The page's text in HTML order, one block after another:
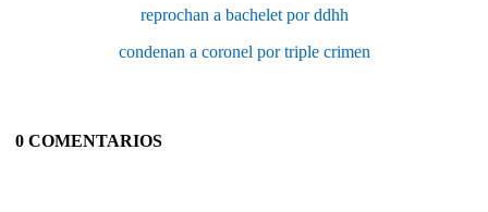
reprochan a bachelet por ddhh
condenan a coronel por triple crimen
0 COMENTARIOS